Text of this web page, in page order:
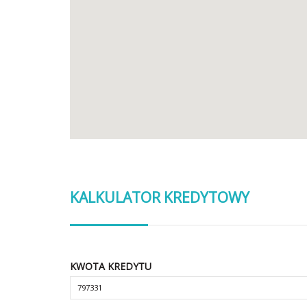
KALKULATOR KREDYTOWY
KWOTA KREDYTU